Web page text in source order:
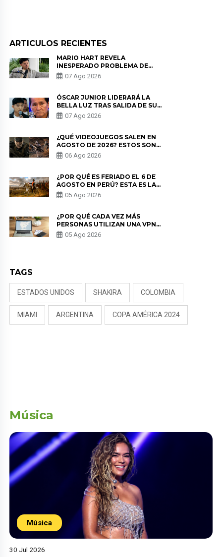
ARTICULOS RECIENTES
MARIO HART REVELA
INESPERADO PROBLEMA DE
SALUD ANTES DE SEPARARSE DE
KORINA: “ME ENCONTRARON UN
07 Ago 2026
ÓSCAR JUNIOR LIDERARÁ LA
BELLA LUZ TRAS SALIDA DE SU
PADRE POR POLÉMICA CON
NALDY SALDAÑA
07 Ago 2026
¿QUÉ VIDEOJUEGOS SALEN EN
AGOSTO DE 2026? ESTOS SON
LOS ESTRENOS MÁS ESPERADOS
06 Ago 2026
¿POR QUÉ ES FERIADO EL 6 DE
AGOSTO EN PERÚ? ESTA ES LA
HISTORIA
05 Ago 2026
¿POR QUÉ CADA VEZ MÁS
PERSONAS UTILIZAN UNA VPN
PARA PROTEGER SU
PRIVACIDAD?
05 Ago 2026
TAGS
ESTADOS UNIDOS SHAKIRA COLOMBIA
MIAMI ARGENTINA COPA AMÉRICA 2024
Música
Música
30 Jul 2026